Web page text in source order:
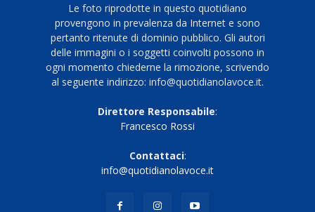
Le foto riprodotte in questo quotidiano
provengono in prevalenza da Internet e sono
pertanto ritenute di dominio pubblico. Gli autori
delle immagini o i soggetti coinvolti possono in
ogni momento chiederne la rimozione, scrivendo
al seguente indirizzo: info@quotidianolavoce.it.
Direttore Responsabile:
Francesco Rossi
Contattaci:
info@quotidianolavoce.it